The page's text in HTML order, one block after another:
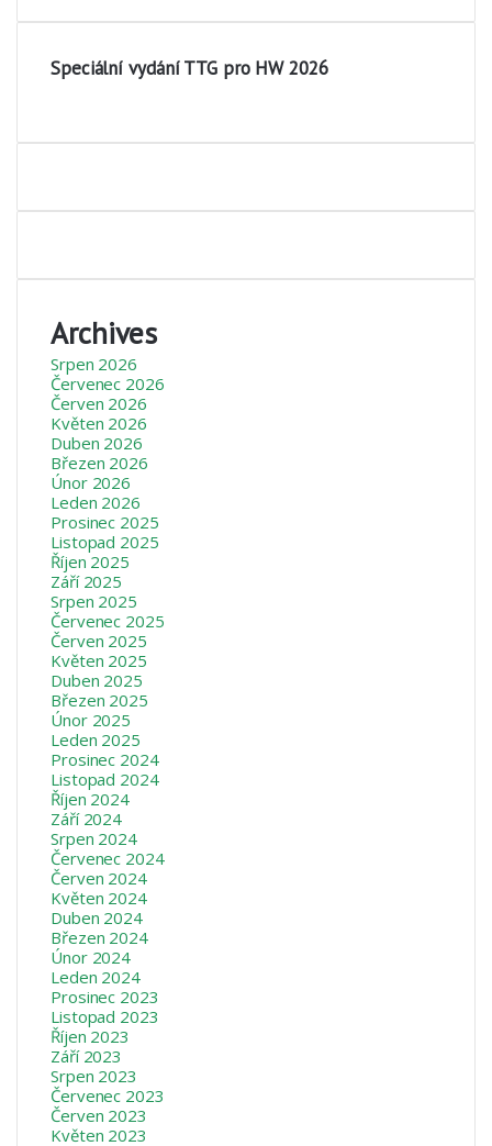
Speciální vydání TTG pro HW 2026
Archives
Srpen 2026
Červenec 2026
Červen 2026
Květen 2026
Duben 2026
Březen 2026
Únor 2026
Leden 2026
Prosinec 2025
Listopad 2025
Říjen 2025
Září 2025
Srpen 2025
Červenec 2025
Červen 2025
Květen 2025
Duben 2025
Březen 2025
Únor 2025
Leden 2025
Prosinec 2024
Listopad 2024
Říjen 2024
Září 2024
Srpen 2024
Červenec 2024
Červen 2024
Květen 2024
Duben 2024
Březen 2024
Únor 2024
Leden 2024
Prosinec 2023
Listopad 2023
Říjen 2023
Září 2023
Srpen 2023
Červenec 2023
Červen 2023
Květen 2023